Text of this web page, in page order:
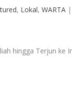
, Lokal, WARTA|